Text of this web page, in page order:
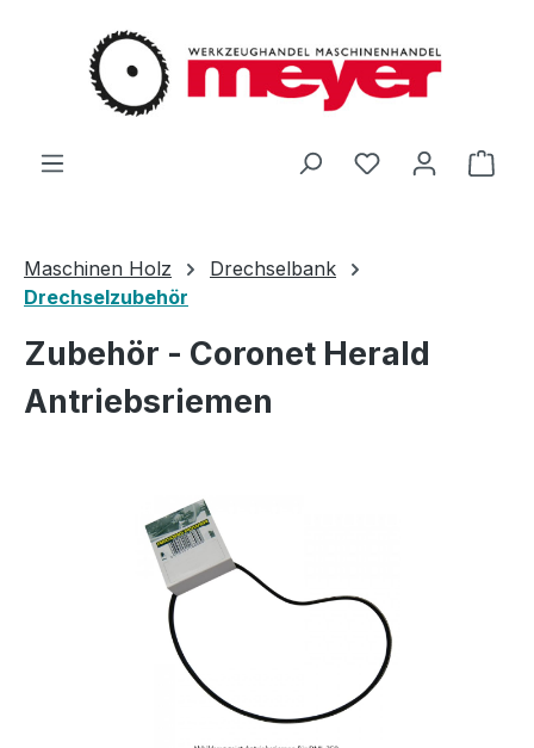
Zum Hauptinhalt springen
Du hast 0
Maschinen Holz
Drechselbank
Drechselzubehör
Zubehör - Coronet Herald
Antriebsriemen
Bildergalerie überspringen